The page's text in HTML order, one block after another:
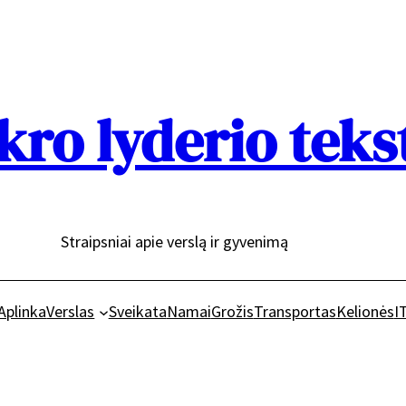
lyderio
Straipsniai apie verslą ir gyvenimą
Verslas SveikataNamaiGrožisTransportasKelionės